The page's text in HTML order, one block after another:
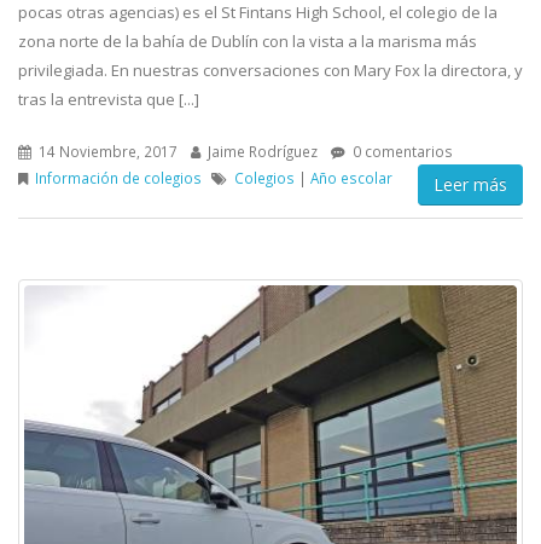
pocas otras agencias) es el St Fintans High School, el colegio de la
zona norte de la bahía de Dublín con la vista a la marisma más
privilegiada. En nuestras conversaciones con Mary Fox la directora, y
tras la entrevista que [...]
14 Noviembre, 2017 Jaime Rodríguez
0 comentarios
Información de colegios
Colegios | Año escolar Leer más